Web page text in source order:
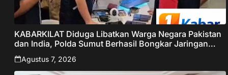
KABARKILAT Diduga Libatkan Warga Negara Pakistan
dan India, Polda Sumut Berhasil Bongkar Jaringan
Online Scamming Internasional
Agustus 7, 2026